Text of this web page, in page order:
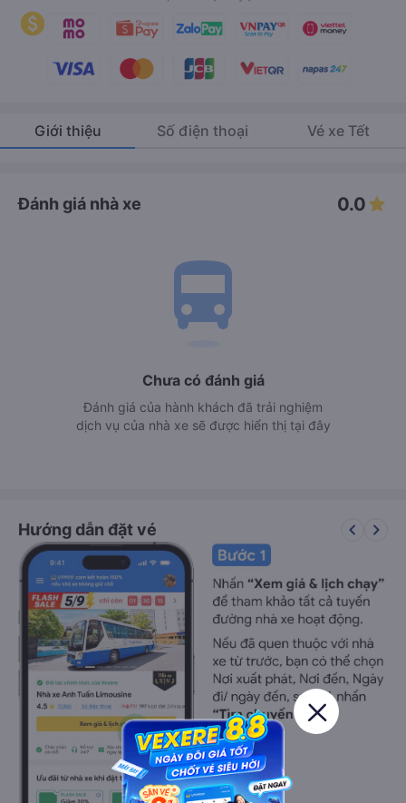
Giới thiệu Số điện thoại Vé xe Tết
Đánh giá nhà xe 0.0
directions_bus
Chưa có đánh giá
Đánh giá của hành khách đã trải nghiệm
dịch vụ của nhà xe sẽ được hiển thị tại đây
Hướng dẫn đặt vé keyboard_arrow_left keyboard_arrow_right